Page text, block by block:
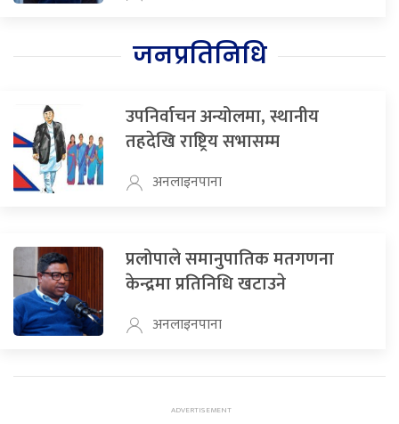
जनप्रतिनिधि
उपनिर्वाचन अन्योलमा, स्थानीय
तहदेखि राष्ट्रिय सभासम्म
अनलाइनपाना
प्रलोपाले समानुपातिक मतगणना
केन्द्रमा प्रतिनिधि खटाउने
अनलाइनपाना